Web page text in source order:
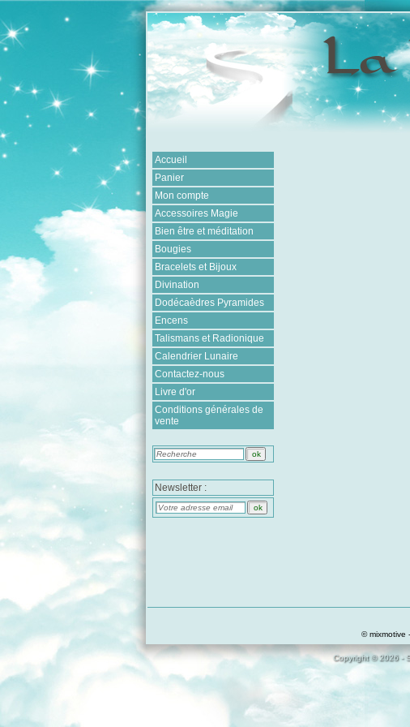
Accueil
Panier
Mon compte
Accessoires Magie
Bien être et méditation
Bougies
Bracelets et Bijoux
Divination
Dodécaèdres Pyramides
Encens
Talismans et Radionique
Calendrier Lunaire
Contactez-nous
Livre d'or
Conditions générales de
vente
Newsletter :
© mixmotive
Copyright © 2026 -